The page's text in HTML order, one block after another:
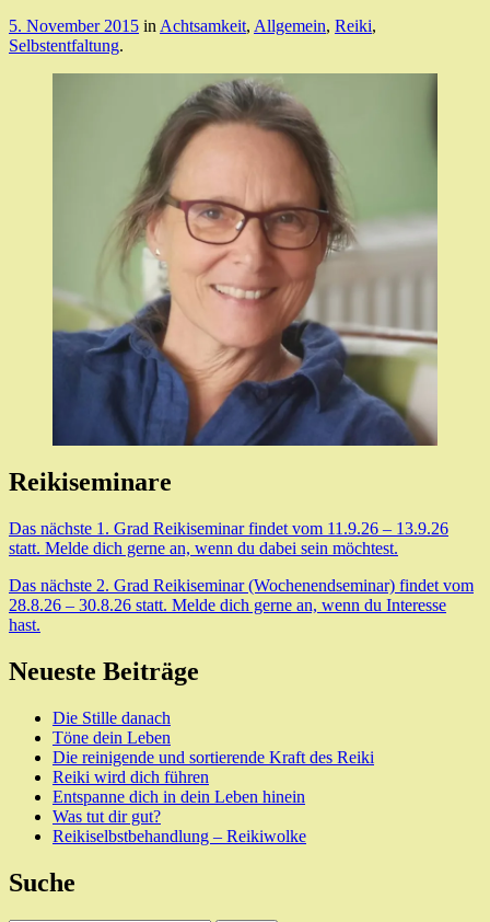
5. November 2015 inAchtsamkeit, Allgemein, Reiki,
Selbstentfaltung.
Reikiseminare
Das nächste 1. Grad Reikiseminar findet vom 11.9.26 – 13.9.26
statt. Melde dich gerne an, wenn du dabei sein möchtest.
Das nächste 2. Grad Reikiseminar (Wochenendseminar) findet vom
28.8.26 – 30.8.26 statt. Melde dich gerne an, wenn du Interesse
hast.
Neueste Beiträge
Die Stille danach
Töne dein Leben
Die reinigende und sortierende Kraft des Reiki
Reiki wird dich führen
Entspanne dich in dein Leben hinein
Was tut dir gut?
Reikiselbstbehandlung – Reikiwolke
Suche